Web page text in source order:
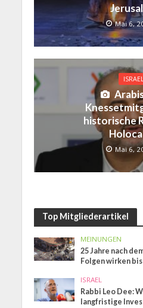
Mai 6,
historische
Mai 6,
Top Mitgliederartikel
MEINUNGEN
25 Jahre nach
Folgen wirken
ISRAEL
Rabbi Leo Dee:
langfristige